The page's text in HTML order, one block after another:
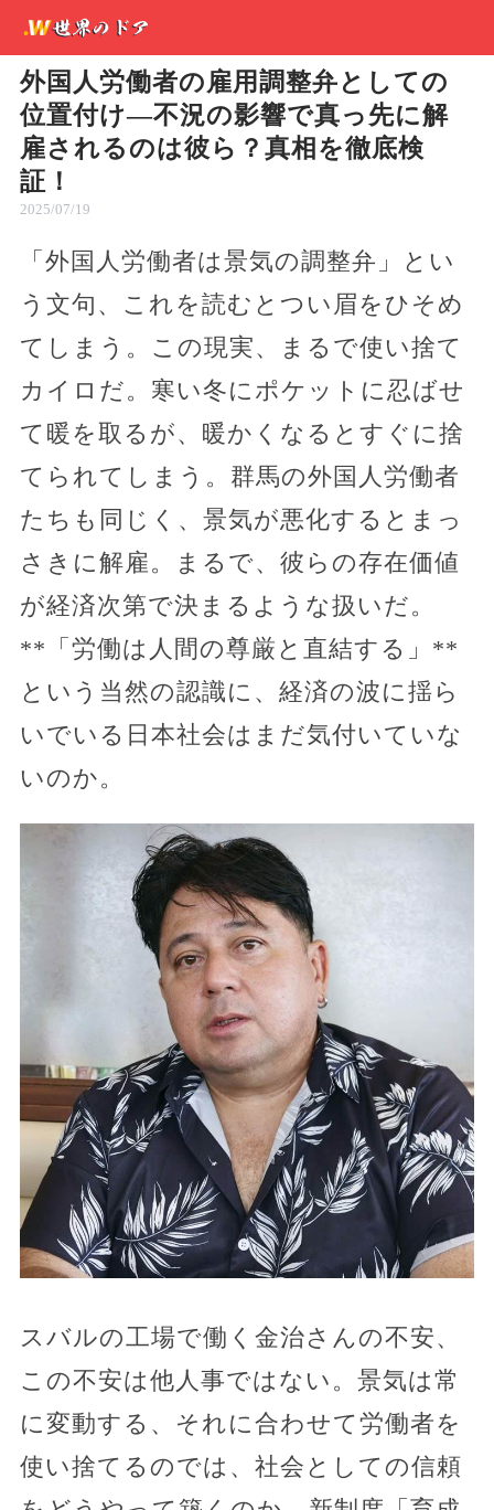
外国人労働者の雇用調整弁としての
位置付け―不況の影響で真っ先に解
雇されるのは彼ら？真相を徹底検
証！
2025/07/19
「外国人労働者は景気の調整弁」とい
う文句、これを読むとつい眉をひそめ
てしまう。この現実、まるで使い捨て
カイロだ。寒い冬にポケットに忍ばせ
て暖を取るが、暖かくなるとすぐに捨
てられてしまう。群馬の外国人労働者
たちも同じく、景気が悪化するとまっ
さきに解雇。まるで、彼らの存在価値
が経済次第で決まるような扱いだ。
**「労働は人間の尊厳と直結する」**
という当然の認識に、経済の波に揺ら
いでいる日本社会はまだ気付いていな
いのか。
スバルの工場で働く金治さんの不安、
この不安は他人事ではない。景気は常
に変動する、それに合わせて労働者を
使い捨てるのでは、社会としての信頼